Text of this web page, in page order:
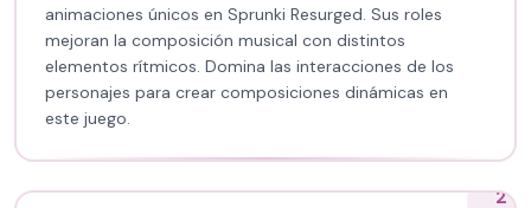
animaciones únicos en Sprunki Resurged. Sus roles
mejoran la composición musical con distintos
elementos rítmicos. Domina las interacciones de los
personajes para crear composiciones dinámicas en
este juego.
2